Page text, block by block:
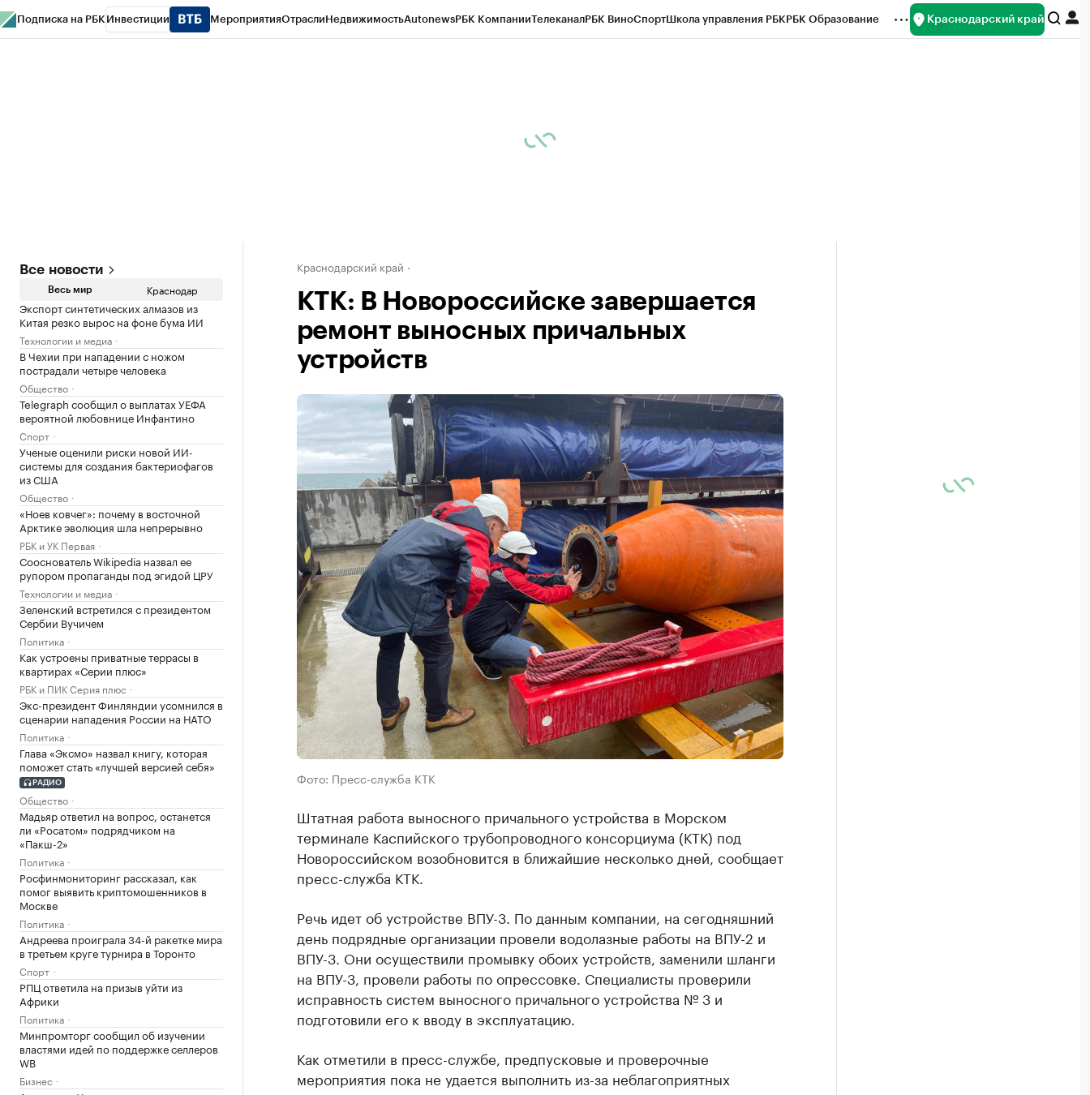
Подписка на РБК Инвестиции МероприятияОтраслиНедвижимостьAutonewsРБК КомпанииТелеканалРБК ВиноСпортШкола управления РБКРБК Образование Краснодарский край
Все новости
Весь мир Краснодар
Экспорт синтетических алмазов из
Китая резко вырос на фоне бума ИИ
Технологии и медиа
В Чехии при нападении с ножом
пострадали четыре человека
Общество
Telegraph сообщил о выплатах УЕФА
вероятной любовнице Инфантино
Спорт
Ученые оценили риски новой ИИ-
системы для создания бактериофагов
из США
Общество
«Ноев ковчег»: почему в восточной
Арктике эволюция шла непрерывно
РБК и УК Первая
Сооснователь Wikipedia назвал ее
рупором пропаганды под эгидой ЦРУ
Технологии и медиа
Зеленский встретился с президентом
Сербии Вучичем
Политика
Как устроены приватные террасы в
квартирах «Серии плюс»
РБК и ПИК Серия плюс
Экс-президент Финляндии усомнился в
сценарии нападения России на НАТО
Политика
Глава «Эксмо» назвал книгу, которая
поможет стать «лучшей версией себя»
РАДИО
Общество
Мадьяр ответил на вопрос, останется
ли «Росатом» подрядчиком на
«Пакш-2»
Политика
Росфинмониторинг рассказал, как
помог выявить криптомошенников в
Москве
Политика
Андреева проиграла 34-й ракетке мира
в третьем круге турнира в Торонто
Спорт
РПЦ ответила на призыв уйти из
Африки
Политика
Минпромторг сообщил об изучении
властями идей по поддержке селлеров
WB
Бизнес
Краснодарский край
КТК: В Новороссийске завершается
ремонт выносных причальных
устройств
Фото: Пресс-служба КТК
Штатная работа выносного причального устройства в Морском
терминале Каспийского трубопроводного консорциума (КТК) под
Новороссийском возобновится в ближайшие несколько дней, сообщает
пресс-служба КТК.
Речь идет об устройстве ВПУ-3. По данным компании, на сегодняшний
день подрядные организации провели водолазные работы на ВПУ-2 и
ВПУ-3. Они осуществили промывку обоих устройств, заменили шланги
на ВПУ-3, провели работы по опрессовке. Специалисты проверили
исправность систем выносного причального устройства № 3 и
подготовили его к вводу в эксплуатацию.
Как отметили в пресс-службе, предпусковые и проверочные
мероприятия пока не удается выполнить из-за неблагоприятных